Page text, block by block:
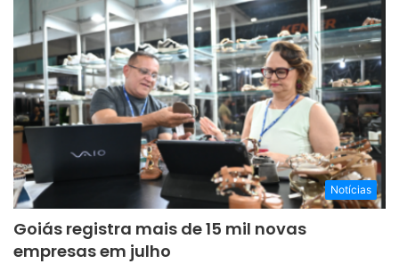
Notícias
Goiás registra mais de 15 mil novas
empresas em julho